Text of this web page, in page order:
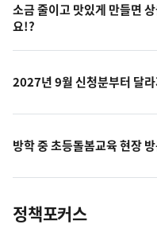
소금 줄이고 맛있게 만들면
요!?
2027년 9월 신청분부터 달
방학 중 초등돌봄교육 현장
정책포커스